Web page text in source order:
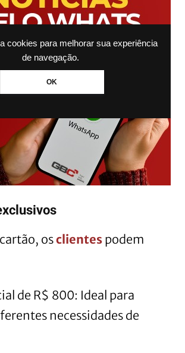
cookies para melhorar sua experiência
de navegação.
OK
osclientes podem
de R$ 800: Ideal para
necessidades de